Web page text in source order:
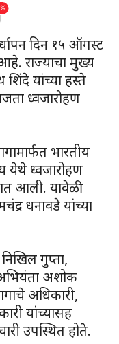
दिन १५ ऑगस्ट
राज्याचा मुख्य
शिंदे यांच्या हस्ते
ध्वजारोहण
भारतीय
येथे ध्वजारोहण
आली. यावेळी
धनावडे यांच्या
गुप्ता,
अशोक
अधिकारी,
यांच्यासह
उपस्थित होते.